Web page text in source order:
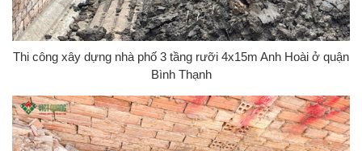
Thi công xây dựng nhà phố 3 tầng rưỡi 4x15m Anh Hoài ở quận
Bình Thạnh